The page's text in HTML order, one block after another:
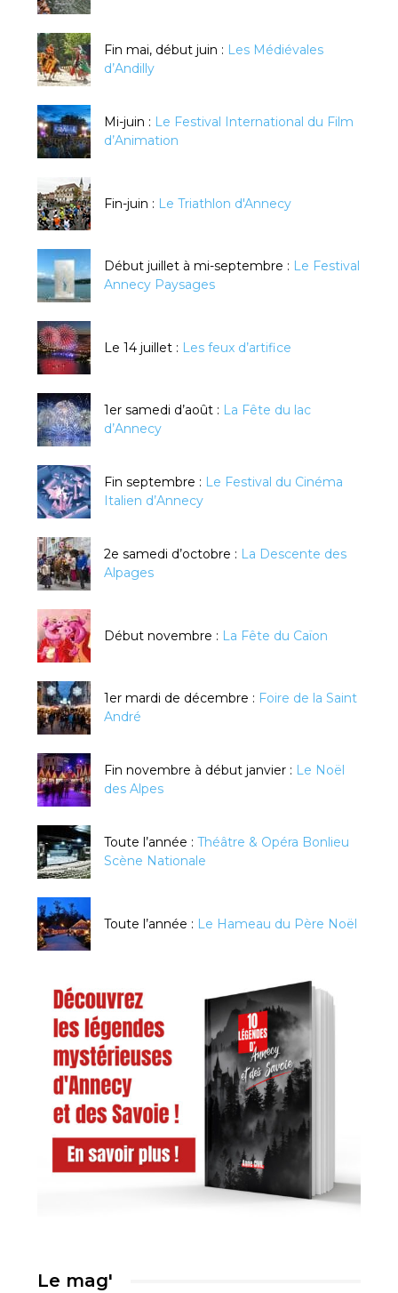
Fin mai, début juin : Les Médiévales
d’Andilly
Mi-juin : Le Festival International du Film
d’Animation
Fin-juin : Le Triathlon d'Annecy
Début juillet à mi-septembre : Le Festival
Annecy Paysages
Le 14 juillet : Les feux d’artifice
1er samedi d’août : La Fête du lac
d’Annecy
Fin septembre : Le Festival du Cinéma
Italien d’Annecy
2e samedi d’octobre : La Descente des
Alpages
Début novembre : La Fête du Caïon
1er mardi de décembre : Foire de la Saint
André
Fin novembre à début janvier : Le Noël
des Alpes
Toute l’année : Théâtre & Opéra Bonlieu
Scène Nationale
Toute l’année : Le Hameau du Père Noël
Le mag'